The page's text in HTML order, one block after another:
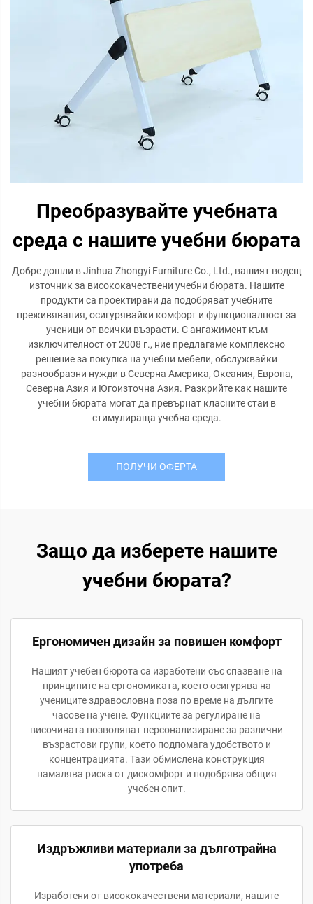
Преобразувайте учебната
среда с нашите учебни бюрата
Добре дошли в Jinhua Zhongyi Furniture Co., Ltd., вашият водещ
източник за висококачествени учебни бюрата. Нашите
продукти са проектирани да подобряват учебните
преживявания, осигурявайки комфорт и функционалност за
ученици от всички възрасти. С ангажимент към
изключителност от 2008 г., ние предлагаме комплексно
решение за покупка на учебни мебели, обслужвайки
разнообразни нужди в Северна Америка, Океания, Европа,
Северна Азия и Югоизточна Азия. Разкрийте как нашите
учебни бюрата могат да превърнат класните стаи в
стимулираща учебна среда.
ПОЛУЧИ ОФЕРТА
Защо да изберете нашите
учебни бюрата?
Ергономичен дизайн за повишен комфорт
Нашият учебен бюрота са изработени със спазване на
принципите на ергономиката, което осигурява на
учениците здравословна поза по време на дългите
часове на учене. Функциите за регулиране на
височината позволяват персонализиране за различни
възрастови групи, което подпомага удобството и
концентрацията. Тази обмислена конструкция
намалява риска от дискомфорт и подобрява общия
учебен опит.
Издръжливи материали за дълготрайна
употреба
Изработени от висококачествени материали, нашите